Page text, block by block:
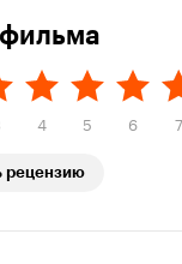
4 5 6 7
рецензию